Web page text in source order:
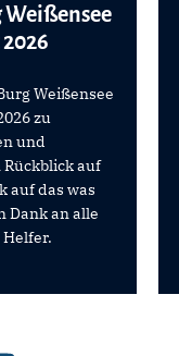
Weißensee
zu
und
auf
auf das was
Dank an alle